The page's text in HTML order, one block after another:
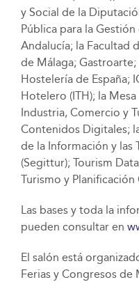
y Social de la
Pública para la
Andalucía; la Facultad
de Málaga;
Hostelería de España;
Hotelero (ITH); la
Industria, Comercio y
Contenidos Digitales;
de la Información y las
(Segittur); Tourism
Turismo y
Las bases y toda la
pueden consultar en
El salón está
Ferias y Congresos de